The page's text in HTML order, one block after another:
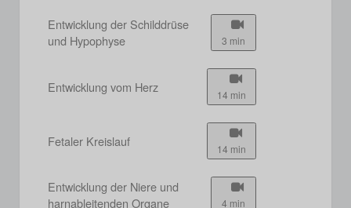
Entwicklung der Schilddrüse
und Hypophyse
3 min
Entwicklung vom Herz 14 min
Fetaler Kreislauf 14 min
Entwicklung der Niere und
harnableitenden Organe
4 min